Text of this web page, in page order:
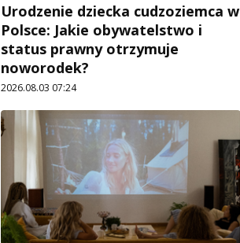
Urodzenie dziecka cudzoziemca w
Polsce: Jakie obywatelstwo i
status prawny otrzymuje
noworodek?
2026.08.03 07:24